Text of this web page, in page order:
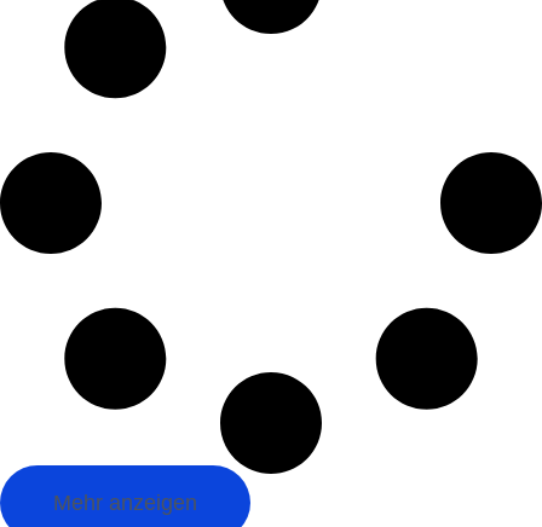
Mehr anzeigen